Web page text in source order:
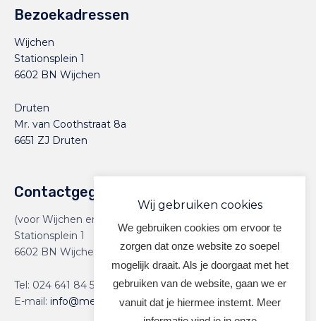
Bezoekadressen
Wijchen
Stationsplein 1
6602 BN Wijchen
Druten
Mr. van Coothstraat 8a
6651 ZJ Druten
Contactgegevens
(voor Wijchen en Druten)
Stationsplein 1
6602 BN Wijchen
Tel: 024 641 84 59
E-mail: info@meervoormekaar.nl
Wij gebruiken cookies
We gebruiken cookies om ervoor te
zorgen dat onze website zo soepel
mogelijk draait. Als je doorgaat met het
gebruiken van de website, gaan we er
vanuit dat je hiermee instemt. Meer